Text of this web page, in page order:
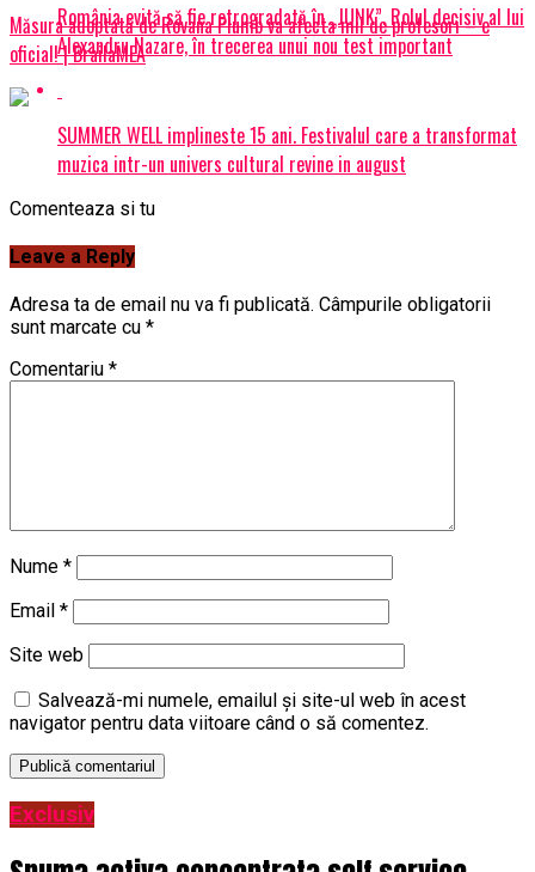
Măsura adoptată de Rovana Plumb va afecta mii de profesori – e
oficial! | BrailaMEA
România evită să fie retrogradată în „JUNK”. Rolul decisiv al lui
Alexandru Nazare, în trecerea unui nou test important
SUMMER WELL implineste 15 ani. Festivalul care a transformat
muzica intr-un univers cultural revine in august
Comenteaza si tu
Leave a Reply
Adresa ta de email nu va fi publicată. Câmpurile obligatorii
sunt marcate cu *
Comentariu *
Nume *
Email *
Site web
Salvează-mi numele, emailul și site-ul web în acest
navigator pentru data viitoare când o să comentez.
Exclusiv